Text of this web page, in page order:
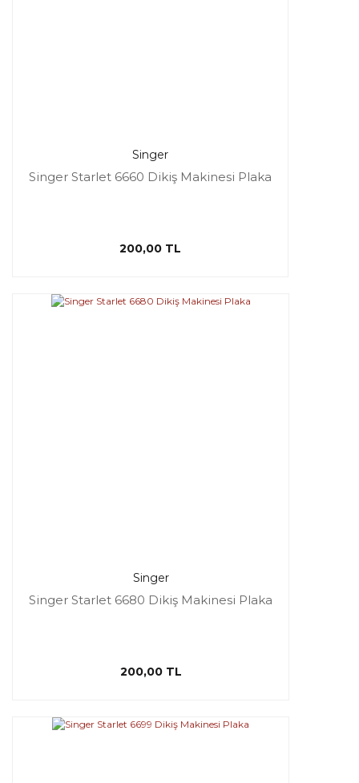
Singer
Singer Starlet 6660 Dikiş Makinesi Plaka
200,00 TL
Singer
Singer Starlet 6680 Dikiş Makinesi Plaka
200,00 TL